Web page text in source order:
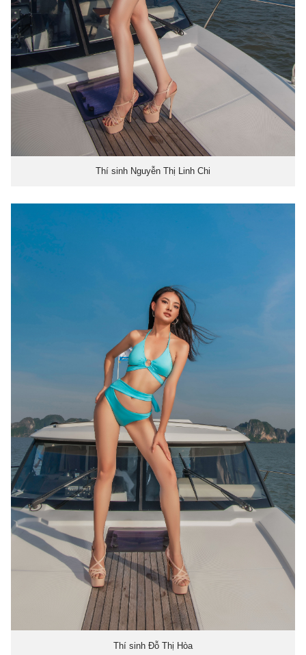
Thí sinh Nguyễn Thị Linh Chi
Thí sinh Đỗ Thị Hòa